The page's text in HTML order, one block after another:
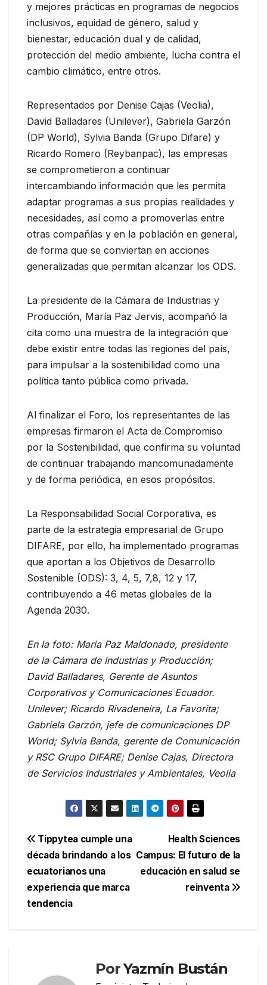
y mejores prácticas en programas de negocios
inclusivos, equidad de género, salud y
bienestar, educación dual y de calidad,
protección del medio ambiente, lucha contra el
cambio climático, entre otros.
Representados por Denise Cajas (Veolia),
David Balladares (Unilever), Gabriela Garzón
(DP World), Sylvia Banda (Grupo Difare) y
Ricardo Romero (Reybanpac), las empresas
se comprometieron a continuar
intercambiando información que les permita
adaptar programas a sus propias realidades y
necesidades, así como a promoverlas entre
otras compañías y en la población en general,
de forma que se conviertan en acciones
generalizadas que permitan alcanzar los ODS.
La presidente de la Cámara de Industrias y
Producción, María Paz Jervis, acompañó la
cita como una muestra de la integración que
debe existir entre todas las regiones del país,
para impulsar a la sostenibilidad como una
política tanto pública como privada.
Al finalizar el Foro, los representantes de las
empresas firmaron el Acta de Compromiso
por la Sostenibilidad, que confirma su voluntad
de continuar trabajando mancomunadamente
y de forma periódica, en esos propósitos.
La Responsabilidad Social Corporativa, es
parte de la estrategia empresarial de Grupo
DIFARE, por ello, ha implementado programas
que aportan a los Objetivos de Desarrollo
Sostenible (ODS): 3, 4, 5, 7,8, 12 y 17,
contribuyendo a 46 metas globales de la
Agenda 2030.
En la foto: Maria Paz Maldonado, presidente
de la Cámara de Industrias y Producción;
David Balladares, Gerente de Asuntos
Corporativos y Comunicaciones Ecuador.
Unilever; Ricardo Rivadeneira, La Favorita;
Gabriela Garzón, jefe de comunicaciones DP
World; Sylvia Banda, gerente de Comunicación
y RSC Grupo DIFARE; Denise Cajas, Directora
de Servicios Industriales y Ambientales, Veolia
Navegación
de
entradas
Health Sciences
Campus: El futuro de la
educación en salud se
reinventa
Tippytea cumple una
década brindando a los
ecuatorianos una
experiencia que marca
tendencia
PorYazmín Bustán